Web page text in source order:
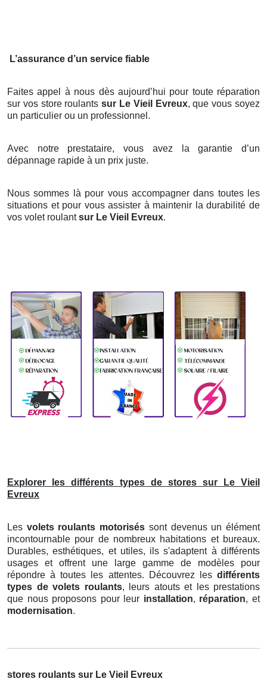
L’assurance d’un service fiable
Faites appel à nous dès aujourd’hui pour toute réparation
sur vos store roulantssur Le Vieil Evreux, que vous soyez
un particulier ou un professionnel.
Avec notre prestataire, vous avez la garantie d’un
dépannage rapide à un prix juste.
Nous sommes là pour vous accompagner dans toutes les
situations et pour vous assister à maintenir la durabilité de
vos volet roulantsur Le Vieil Evreux.
Explorer les différents types de stores sur Le Vieil
Evreux
Les volets roulants motorisés sont devenus un élément
incontournable pour de nombreux habitations et bureaux.
Durables, esthétiques, et utiles, ils s'adaptent à différents
usages et offrent une large gamme de modèles pour
répondre à toutes les attentes. Découvrez les différents
types de volets roulants, leurs atouts et les prestations
que nous proposons pour leur installation, réparation, et
modernisation.
stores roulants sur Le Vieil Evreux